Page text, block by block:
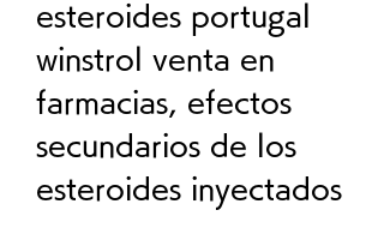
esteroides portugal
winstrol venta en
farmacias, efectos
secundarios de los
esteroides inyectados